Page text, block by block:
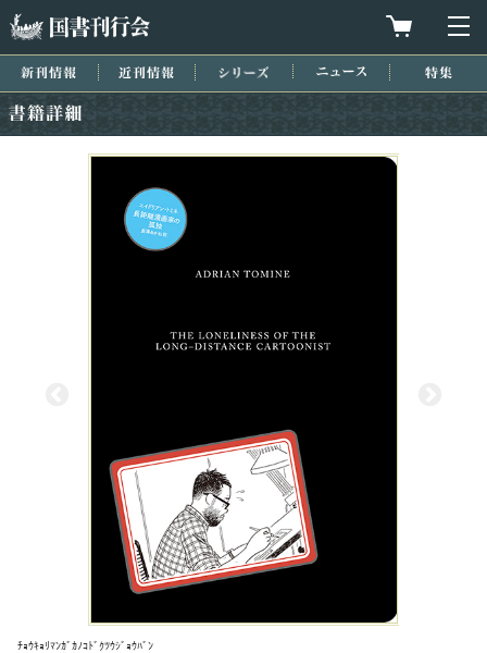
買物カゴを
新刊情報 近刊情報 シリーズ ニュース
ﾁｮｳｷｮﾘﾏﾝｶﾞｶﾉｺﾄﾞｸﾂｳｼﾞｮｳﾊﾞﾝ